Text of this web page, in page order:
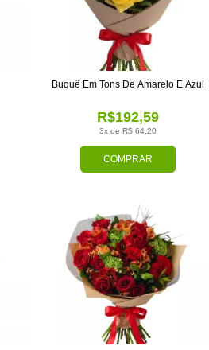
COMPRAR
3x de R$ 64,20
R$192,59
Buquê Em Tons De Amarelo E Azul